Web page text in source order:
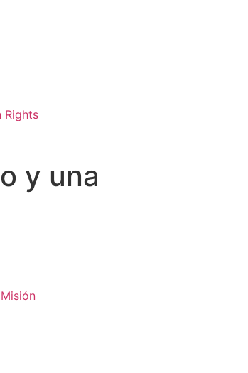
Rights
y una